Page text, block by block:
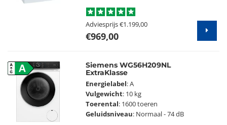
Adviesprijs€1.199,00
€969,00
Siemens WG56H209NL
ExtraKlasse
Energielabel: A
Vulgewicht: 10 kg
Toerental: 1600 toeren
Geluidsniveau: Normaal - 74 dB